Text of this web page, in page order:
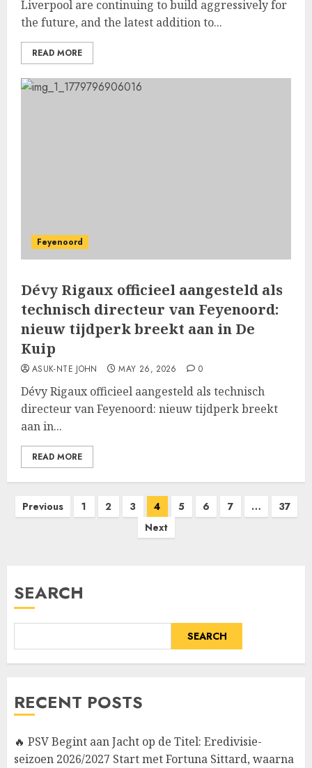
Liverpool are continuing to build aggressively for
the future, and the latest addition to...
READ MORE
Feyenoord
Dévy Rigaux officieel aangesteld als
technisch directeur van Feyenoord:
nieuw tijdperk breekt aan in De
Kuip
ASUK-NTE JOHN MAY 26, 2026 0
Dévy Rigaux officieel aangesteld als technisch
directeur van Feyenoord: nieuw tijdperk breekt
aan in...
READ MORE
Posts
Previous 1 2 3 4 5 6 7 …
37
Next
SEARCH
SEARCH
RECENT POSTS
🔥 PSV Begint aan Jacht op de Titel: Eredivisie-
seizoen 2026/2027 Start met Fortuna Sittard, waarna